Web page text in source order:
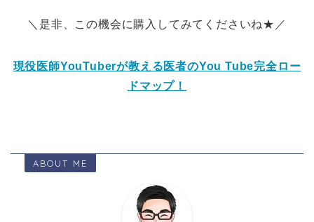
＼是非、この機会に購入してみてくださいね★／
現役医師YouTuberが教える医者のYou Tube完全ロー
ドマップ！
ABOUT ME